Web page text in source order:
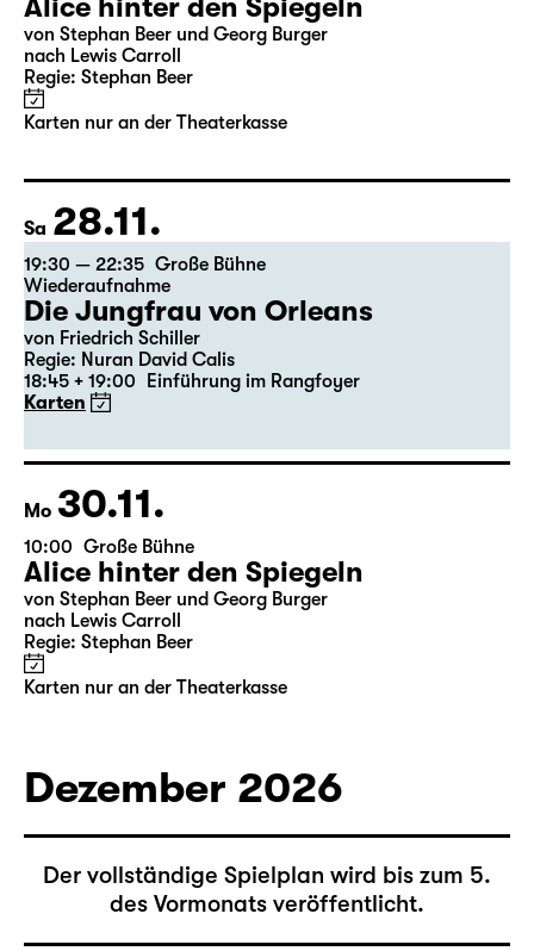
Mi 25.11.
09:00 Große Bühne
Alice hinter den Spiegeln
von Stephan Beer und Georg Burger
Karten nur an der Theaterkasse
Sa 28.11.
19:30 — 22:35 Große Bühne
Wiederaufnahme
Die Jungfrau von Orleans
Regie: Nuran David Calis
18:45 + 19:00 Einführung im Rangfoyer
Karten
Mo 30.11.
10:00 Große Bühne
Alice hinter den Spiegeln
von Stephan Beer und Georg Burger
Karten nur an der Theaterkasse
Dezember 2026